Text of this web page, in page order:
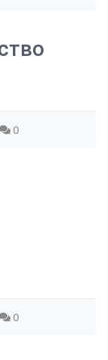
0
0